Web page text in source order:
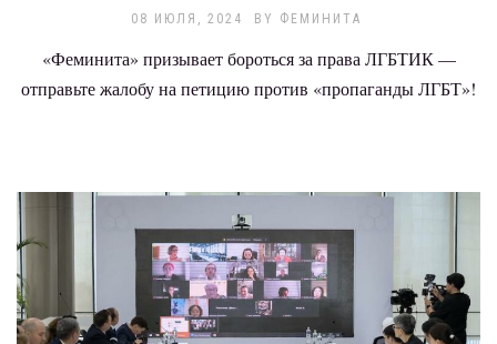
08 ИЮЛЯ, 2024 BY ФЕМИНИТА
«Феминита» призывает бороться за права ЛГБТИК —
отправьте жалобу на петицию против «пропаганды ЛГБТ»!